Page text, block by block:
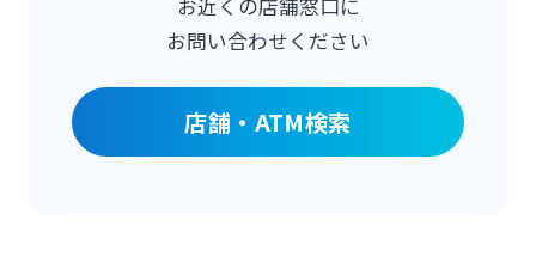
お近くの店舗窓口に
お問い合わせください
店舗・ATM検索